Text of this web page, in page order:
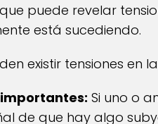
puede revelar
está sucediendo.
existir tensiones en
Si uno o
de que hay algo